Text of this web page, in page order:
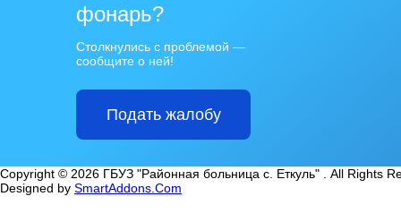
фонарь?
Столкнулись с проблемой —
сообщите о ней!
Подать жалобу
Copyright © 2026 ГБУЗ "Районная больница с. Еткуль" . All Rights
Designed by SmartAddons.Com